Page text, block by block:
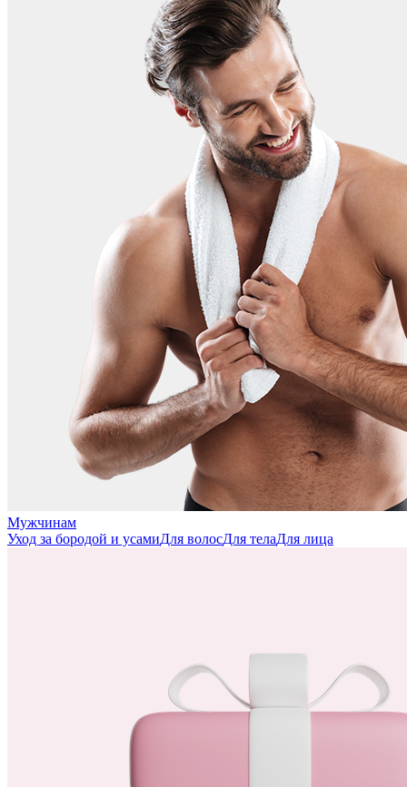
Мужчинам
Уход за бородой и усамиДля волосДля телаДля лица